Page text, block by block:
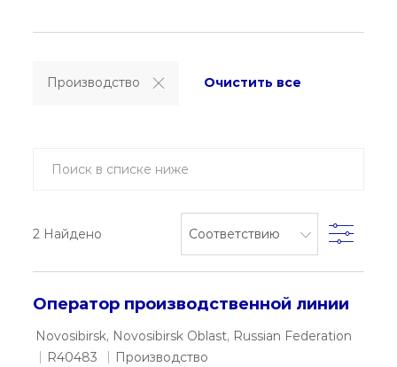
Производство Очистить все
2 Найдено Filter
Оператор производственной линии
Location
Novosibirsk, Novosibirsk Oblast, Russian Federation
Required Id
R40483 Category
Производство